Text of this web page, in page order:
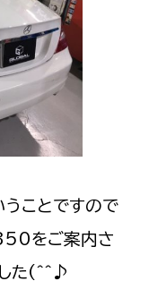
ことですので
をご案内さ
た(^^♪